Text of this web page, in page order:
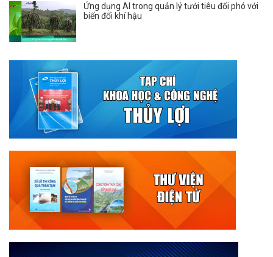
Ứng dụng AI trong quản lý tưới tiêu đối phó với
biến đổi khí hậu